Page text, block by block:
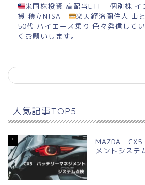
米国株投資 高配当ETF 個別株 イ
貨 積立NISA
楽天経済圏住人 山
50代 ハイエース乗り 色々発信して
くお願いします。
人気記事TOP5
1
MAZDA CX5
メントシステ